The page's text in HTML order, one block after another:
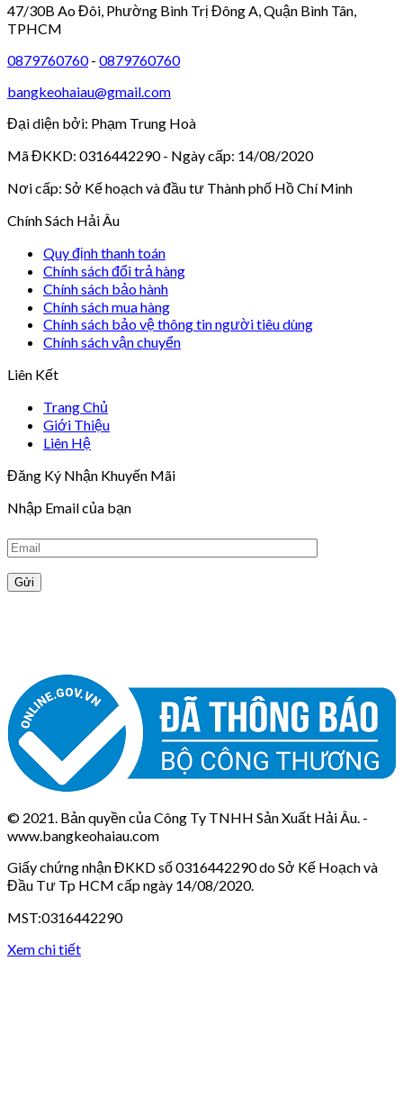
47/30B Ao Đôi, Phường Bình Trị Đông A, Quận Bình Tân,
TPHCM
0879760760- 0879760760
bangkeohaiau@gmail.com
Đại diện bởi: Phạm Trung Hoà
Mã ĐKKD: 0316442290 - Ngày cấp: 14/08/2020
Nơi cấp: Sở Kế hoạch và đầu tư Thành phố Hồ Chí Minh
Chính Sách Hải Âu
Quy định thanh toán
Chính sách đổi trả hàng
Chính sách bảo hành
Chính sách mua hàng
Chính sách bảo vệ thông tin người tiêu dùng
Chính sách vận chuyển
Liên Kết
Trang Chủ
Giới Thiệu
Liên Hệ
Đăng Ký Nhận Khuyến Mãi
Nhập Email của bạn
© 2021. Bản quyền của Công Ty TNHH Sản Xuất Hải Âu. -
www.bangkeohaiau.com
Giấy chứng nhận ĐKKD số 0316442290 do Sở Kế Hoạch và
Đầu Tư Tp HCM cấp ngày 14/08/2020.
MST:0316442290
Xem chi tiết